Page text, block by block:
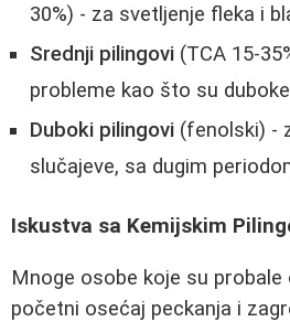
30%) - za svetljenje fleka i
Srednji pilingovi (TCA 15-
probleme kao što su
Duboki pilingovi (fenolski) -
slučajeve, sa dugim
Iskustva sa Kemijskim
Mnoge osobe koje su
početni osećaj peckanja i